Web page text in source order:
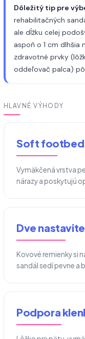
Dôležitý tip pre
rehabilitačných
ale dĺžku celej
aspoň o 1 cm dlhšia
zdravotné prvky
oddeľovač palca)
HLAVNÉ VÝHODY
Soft footbed
Vymäkčená vrstva
nárazy a poskytujú
Dve
Kovové remienky si
sandál sedí pevne a
Podpora